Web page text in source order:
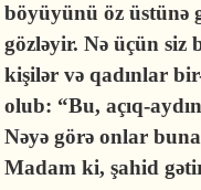
böyüyünü öz üstünə
gözləyir. Nə üçün siz
kişilər və qadınlar
olub: “Bu, açıq-
Nəyə görə onlar
Madam ki, şahid